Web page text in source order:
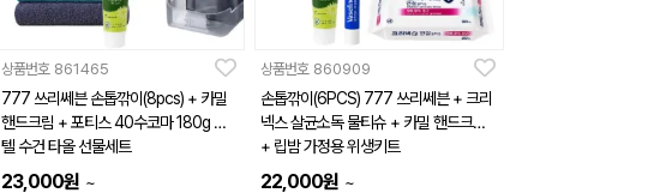
상품번호 861465
777 쓰리쎄븐 손톱깎이(8pcs) + 카밀
핸드크림 + 포티스 40수코마 180g 호
텔 수건 타올 선물세트
23,000원 ~
상품번호 860909
손톱깎이(6PCS) 777 쓰리쎄븐 + 크리
넥스 살균소독 물티슈 + 카밀 핸드크림
+ 립밤 가정용 위생키트
22,000원 ~